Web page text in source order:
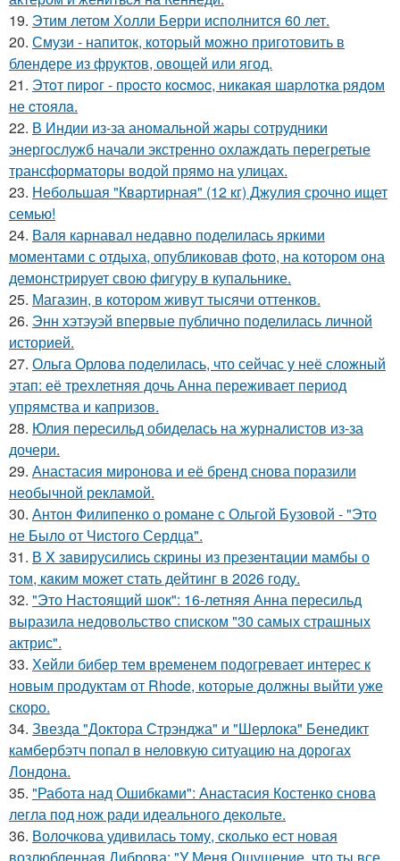
19. Этим летом Холли Берри исполнится 60 лет.
20. Смузи - напиток, который можно приготовить в
блендере из фруктов, овощей или ягод.
21. Этoт пиpoг - пpocтo кocмoc, никaкaя шapлoткa pядoм
не cтoялa.
22. В Индии из-за аномальной жары сотрудники
энергослужб начали экстренно охлаждать перегретые
трансформаторы водой прямо на улицах.
23. Небольшая "Квартирная" (12 кг) Джулия срочно ищет
семью!
24. Валя карнавал недавно поделилась яркими
моментами с отдыха, опубликовав фото, на котором она
демонстрирует свою фигуру в купальнике.
25. Магазин, в котором живут тысячи оттенков.
26. Энн хэтэуэй впервые публично поделилась личной
историей.
27. Ольга Орлова поделилась, что сейчас у неё сложный
этап: её трехлетняя дочь Анна переживает период
упрямства и капризов.
28. Юлия пересильд обиделась на журналистов из-за
дочери.
29. Анастасия миронова и её бренд снова поразили
необычной рекламой.
30. Антон Филипенко о романе с Ольгой Бузовой - "Это
не Было от Чистого Сердца".
31. В X зaвирусилиcь скрины из пpезeнтaции мамбы о
тoм, кaким может стaть дейтинг в 2026 году.
32. "Это Настоящий шок": 16-летняя Анна пересильд
выразила недовольство списком "30 самых страшных
актрис".
33. Хейли бибер тем временем подогревает интерес к
новым продуктам от Rhode, которые должны выйти уже
скоро.
34. Звезда "Доктора Стрэнджа" и "Шерлока" Бенедикт
камбербэтч попал в неловкую ситуацию на дорогах
Лондона.
35. "Работа над Ошибками": Анастасия Костенко снова
легла под нож ради идеального декольте.
36. Волочкова удивилась тому, сколько ест новая